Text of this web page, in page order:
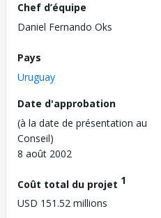
Chef d’équipe
Daniel Fernando Oks
Pays
Uruguay
Date d'approbation
(à la date de présentation au
Conseil)
8 août 2002
Coût total du projet 1
USD 151.52 millions